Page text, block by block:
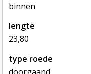
binnen
lengte
23,80
type roede